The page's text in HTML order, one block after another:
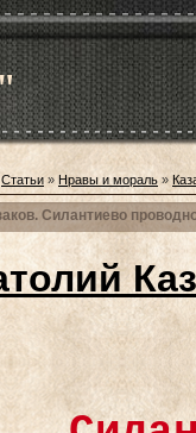
Статьи » Нравы и мораль »
Силантиево